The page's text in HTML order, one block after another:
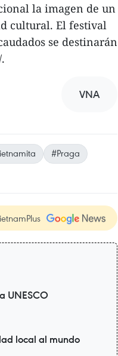
la imagen de un
cultural. El festival
se destinarán
VNA
#Praga
UNESCO
local al mundo